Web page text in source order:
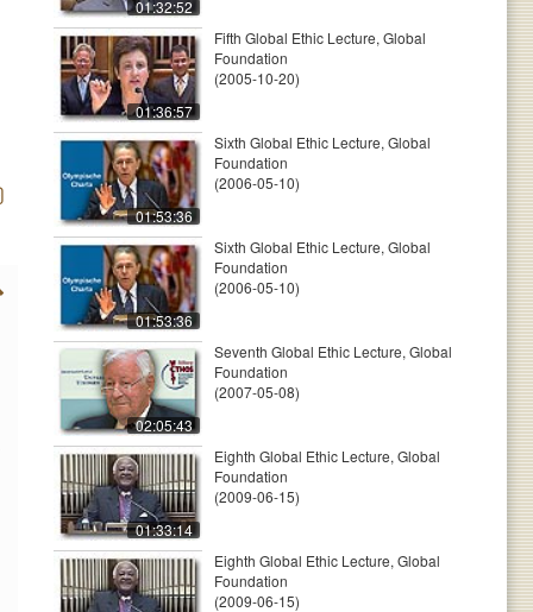
01:32:52
01:36:57
Fifth Global Ethic Lecture, Global
Foundation
(2005-10-20)
01:53:36
Sixth Global Ethic Lecture, Global
Foundation
(2006-05-10)
01:53:36
Sixth Global Ethic Lecture, Global
Foundation
(2006-05-10)
02:05:43
Seventh Global Ethic Lecture, Global
Foundation
(2007-05-08)
01:33:14
Eighth Global Ethic Lecture, Global
Foundation
(2009-06-15)
Eighth Global Ethic Lecture, Global
Foundation
(2009-06-15)